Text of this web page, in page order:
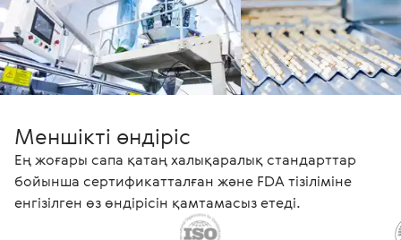
Меншікті өндіріс
Ең жоғары сапа қатаң халықаралық стандарттар
бойынша сертификатталған және FDA тізіліміне
енгізілген өз өндірісін қамтамасыз етеді.